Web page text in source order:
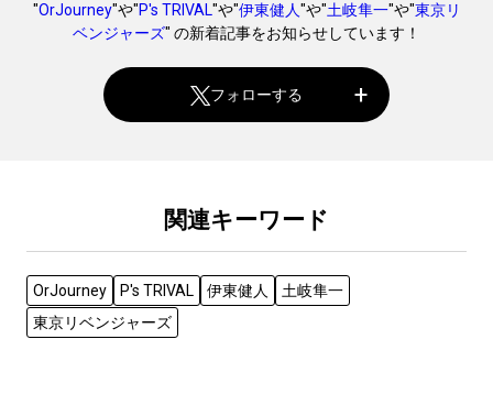
"OrJourney"や"P's TRIVAL"や"伊東健人"や"土岐隼一"や"東京リ
ベンジャーズ" の新着記事をお知らせしています！
フォローする
関連キーワード
OrJourney P's TRIVAL 伊東健人
土岐隼一
東京リベンジャーズ